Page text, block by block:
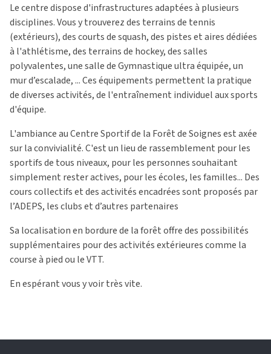
Le centre dispose d'infrastructures adaptées à plusieurs
disciplines. Vous y trouverez des terrains de tennis
(extérieurs), des courts de squash, des pistes et aires dédiées
à l'athlétisme, des terrains de hockey, des salles
polyvalentes, une salle de Gymnastique ultra équipée, un
mur d’escalade, ... Ces équipements permettent la pratique
de diverses activités, de l'entraînement individuel aux sports
d'équipe.
L'ambiance au Centre Sportif de la Forêt de Soignes est axée
sur la convivialité. C'est un lieu de rassemblement pour les
sportifs de tous niveaux, pour les personnes souhaitant
simplement rester actives, pour les écoles, les familles... Des
cours collectifs et des activités encadrées sont proposés par
l’ADEPS, les clubs et d’autres partenaires
Sa localisation en bordure de la forêt offre des possibilités
supplémentaires pour des activités extérieures comme la
course à pied ou le VTT.
En espérant vous y voir très vite.